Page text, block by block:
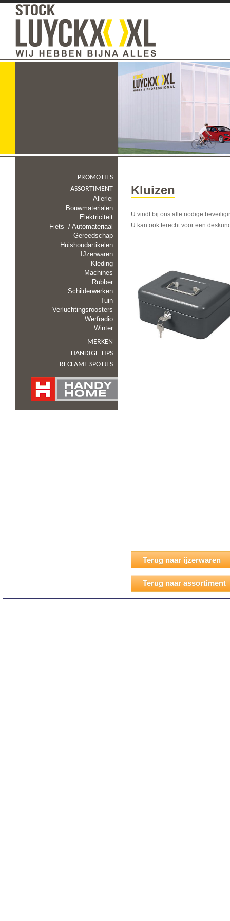
PROMOTIES
ASSORTIMENT
Allerlei
Bouwmaterialen
Elektriciteit
Fiets- / Automateriaal
Gereedschap
Huishoudartikelen
IJzerwaren
Kleding
Machines
Rubber
Schilderwerken
Tuin
Verluchtingsroosters
Werfradio
Winter
MERKEN
HANDIGE TIPS
RECLAME SPOTJES
Kluizen
U vindt bij ons alle nodige
U kan ook terecht voor een
Terug naar ijzerwaren
Terug naar assortiment